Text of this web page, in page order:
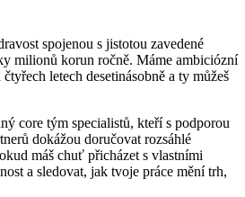
spojenou s jistotou zavedené
milionů korun ročně. Máme ambiciózní
letech desetinásobně a ty můžeš
core tým specialistů, kteří s podporou
dokážou doručovat rozsáhlé
máš chuť přicházet s vlastními
a sledovat, jak tvoje práce mění trh,